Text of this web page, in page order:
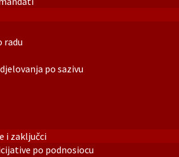
radu
po sazivu
i zaključci
po podnosiocu